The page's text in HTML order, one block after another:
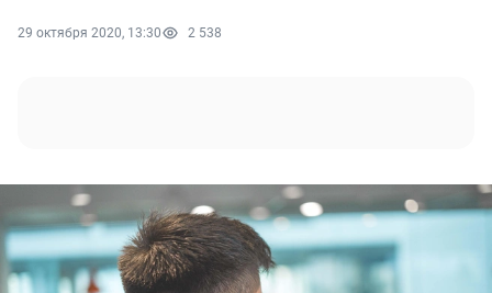
29 октября 2020, 13:30 2 538